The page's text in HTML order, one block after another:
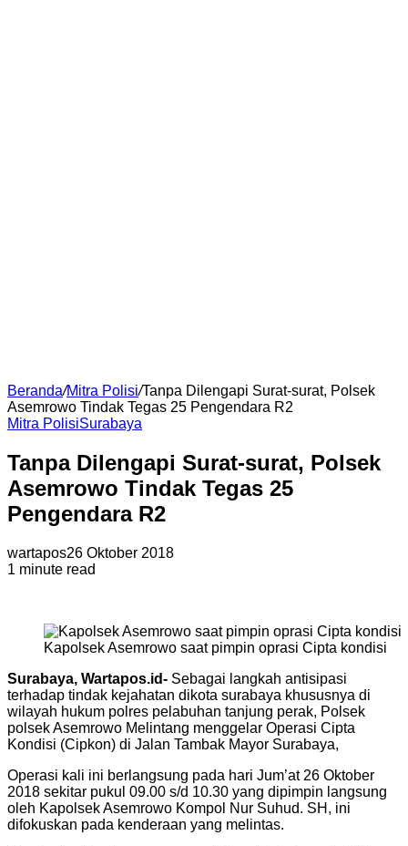
Beranda/Mitra Polisi/Tanpa Dilengapi Surat-surat, Polsek
Asemrowo Tindak Tegas 25 Pengendara R2
Mitra PolisiSurabaya
Tanpa Dilengapi Surat-surat, Polsek
Asemrowo Tindak Tegas 25
Pengendara R2
wartapos26 Oktober 2018
1 minute read
Kapolsek Asemrowo saat pimpin oprasi Cipta kondisi
Surabaya, Wartapos.id- Sebagai langkah antisipasi
terhadap tindak kejahatan dikota surabaya khususnya di
wilayah hukum polres pelabuhan tanjung perak, Polsek
polsek Asemrowo Melintang menggelar Operasi Cipta
Kondisi (Cipkon) di Jalan Tambak Mayor Surabaya,
Operasi kali ini berlangsung pada hari Jum’at 26 Oktober
2018 sekitar pukul 09.00 s/d 10.30 yang dipimpin langsung
oleh Kapolsek Asemrowo Kompol Nur Suhud. SH, ini
difokuskan pada kenderaan yang melintas.